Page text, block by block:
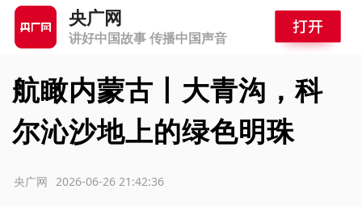
央广网
讲好中国故事 传播中国声音
航瞰内蒙古丨大青沟，科
尔沁沙地上的绿色明珠
2026-06-26 21:42:36
央广网